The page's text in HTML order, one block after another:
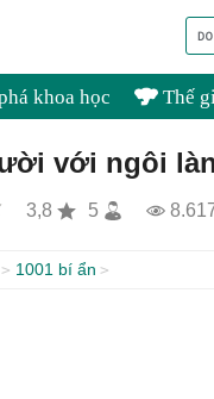
khoa học Thế
với ngôi
3,8 5
1001 bí ẩn